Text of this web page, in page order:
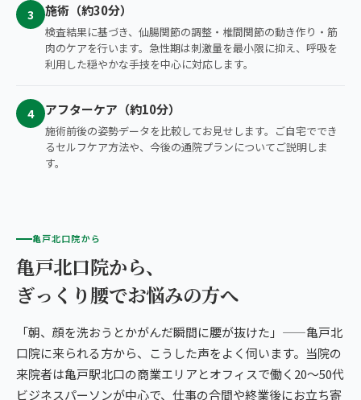
3 施術（約30分）
検査結果に基づき、仙腸関節の調整・椎間関節の動き作り・筋
肉のケアを行います。急性期は刺激量を最小限に抑え、呼吸を
利用した穏やかな手技を中心に対応します。
4 アフターケア（約10分）
施術前後の姿勢データを比較してお見せします。ご自宅ででき
るセルフケア方法や、今後の通院プランについてご説明しま
す。
亀戸北口院から
亀戸北口院から、
ぎっくり腰でお悩みの方へ
「朝、顔を洗おうとかがんだ瞬間に腰が抜けた」——亀戸北
口院に来られる方から、こうした声をよく伺います。当院の
来院者は亀戸駅北口の商業エリアとオフィスで働く20〜50代
ビジネスパーソンが中心で、仕事の合間や終業後にお立ち寄